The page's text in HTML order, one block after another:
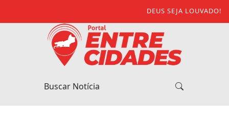
DEUS SEJA LOUVADO!